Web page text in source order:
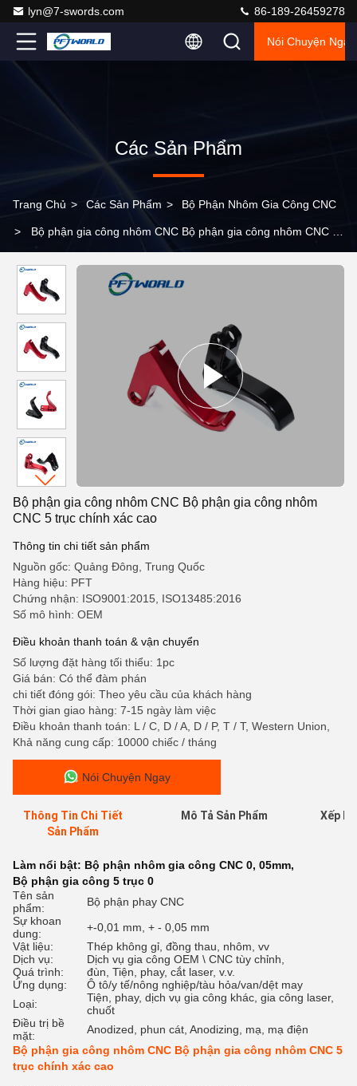
lyn@7-swords.com 86-189-26459278
Nói Chuyện Ngay
Các Sản Phẩm
Trang Chủ > Các Sản Phẩm > Bộ Phận Nhôm Gia Công CNC
> Bộ phận gia công nhôm CNC Bộ phận gia công nhôm CNC 5
Bộ phận gia công nhôm CNC Bộ phận gia công nhôm
CNC 5 trục chính xác cao
Thông tin chi tiết sản phẩm
Nguồn gốc: Quảng Đông, Trung Quốc
Hàng hiệu: PFT
Chứng nhận: ISO9001:2015, ISO13485:2016
Số mô hình: OEM
Điều khoản thanh toán & vận chuyển
Số lượng đặt hàng tối thiểu: 1pc
Giá bán: Có thể đàm phán
chi tiết đóng gói: Theo yêu cầu của khách hàng
Thời gian giao hàng: 7-15 ngày làm việc
Điều khoản thanh toán: L / C, D / A, D / P, T / T, Western Union,
Khả năng cung cấp: 10000 chiếc / tháng
Nói Chuyện Ngay
Thông Tin Chi Tiết
Sản Phẩm
Mô Tả Sản Phẩm Xếp
Làm nổi bật: Bộ phận nhôm gia công CNC 0, 05mm,
Bộ phận gia công 5 trục 0
Tên sản
phẩm:
Bộ phận phay CNC
Sự khoan
dung:
+-0,01 mm, + - 0,05 mm
Vật liệu:
Thép không gỉ, đồng thau, nhôm, vv
Dịch vụ:
Dịch vụ gia công OEM \ CNC tùy chỉnh,
Quá trình:
đùn, Tiện, phay, cắt laser, v.v.
Ứng dụng:
Ô tô/y tế/nông nghiệp/tàu hỏa/van/dệt may
Loại:
Tiện, phay, dịch vụ gia công khác, gia công laser,
chuốt
Điều trị bề
mặt:
Anodized, phun cát, Anodizing, mạ, mạ điện
Bộ phận gia công nhôm CNC Bộ phận gia công nhôm CNC 5
trục chính xác cao